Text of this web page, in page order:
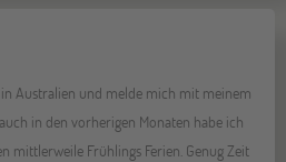
Australien und melde mich mit meinem
in den vorherigen Monaten habe ich
mittlerweile Frühlings Ferien. Genug Zeit